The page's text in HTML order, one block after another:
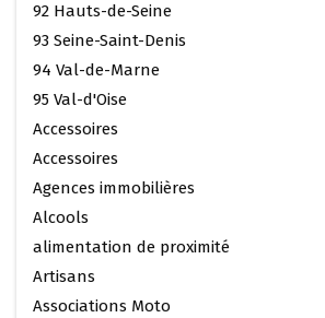
92 Hauts-de-Seine
93 Seine-Saint-Denis
94 Val-de-Marne
95 Val-d'Oise
Accessoires
Accessoires
Agences immobilières
Alcools
alimentation de proximité
Artisans
Associations Moto